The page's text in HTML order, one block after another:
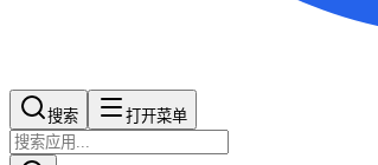
搜索​​​​ 打开菜单